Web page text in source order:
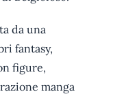
da una
fantasy,
figure,
manga